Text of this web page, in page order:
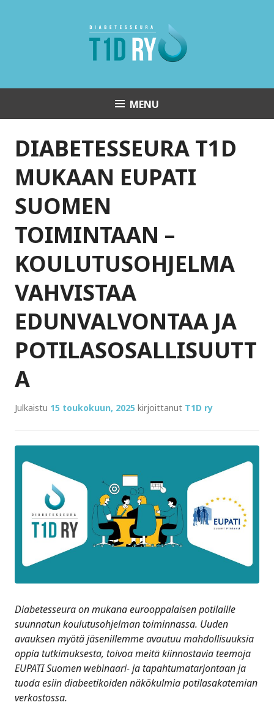
Diabetesseura T1D ry
MENU
DIABETESSEURA T1D
MUKAAN EUPATI
SUOMEN
TOIMINTAAN –
KOULUTUSOHJELMA
VAHVISTAA
EDUNVALVONTAA JA
POTILASOSALLISUUTT
A
Julkaistu 15 toukokuun, 2025 kirjoittanut T1D ry
Diabetesseura on mukana eurooppalaisen potilaille
suunnatun koulutusohjelman toiminnassa. Uuden
avauksen myötä jäsenillemme avautuu mahdollisuuksia
oppia tutkimuksesta, toivoa meitä kiinnostavia teemoja
EUPATI Suomen webinaari- ja tapahtumatarjontaan ja
tuoda esiin diabeetikoiden näkökulmia potilasakatemian
verkostossa.